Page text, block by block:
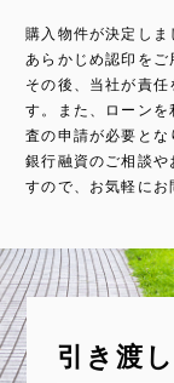
購入物件が決定しま
あらかじめ認印をご
その後、当社が責
す。また、ローン
査の申請が必要とな
銀行融資のご相談や
すので、お気軽にお
宅地建物取引主任者
交わします（通常、
だいております）。
意ください。手付金
Step.01での事前審
ます。同時に、残債
す。
ご契約時に定めた日
客様名義に所有権を
法書士が、お客様
す。残代金は受け
主様の口座へお振り
用意ください。
引き渡し